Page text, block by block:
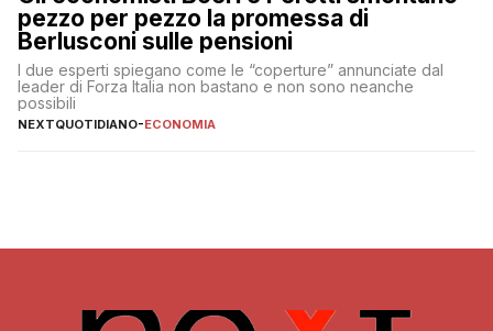
pezzo per pezzo la promessa di
Berlusconi sulle pensioni
I due esperti spiegano come le “coperture” annunciate dal
leader di Forza Italia non bastano e non sono neanche
possibili
NEXTQUOTIDIANO-ECONOMIA